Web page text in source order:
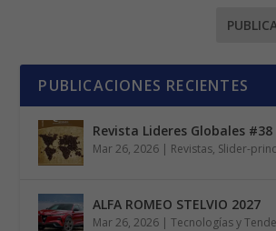
PUBLICACIONES RECIENTES
Revista Lideres Globales #38
Mar 26, 2026 | Revistas, Slider-
ALFA ROMEO STELVIO 2027
Mar 26, 2026 |Tecnologías y